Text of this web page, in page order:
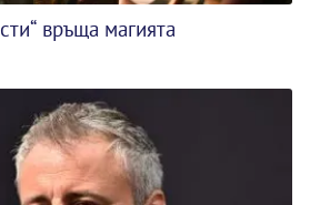
връща магията